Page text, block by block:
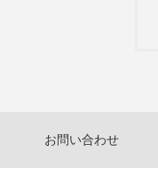
お問い合わせ